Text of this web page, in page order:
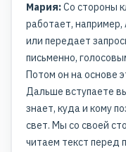
Мария:Со стороны
работает,
или передает
письменно,
Потом он на основе
Дальше вступаете
знает, куда и кому
свет. Мы со своей
читаем текст перед